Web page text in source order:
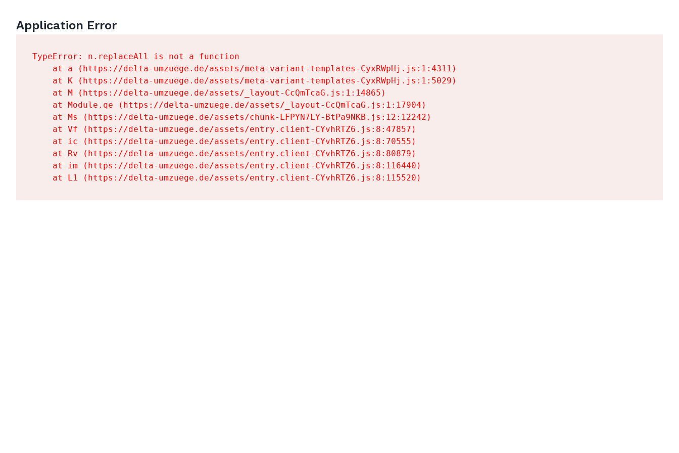
Application Error
TypeError: n.replaceAll is not a function
    at a (https://delta-umzuege.de/assets/meta-variant-templates-CyxRWpHj.js:1:4311)
    at K (https://delta-umzuege.de/assets/meta-variant-templates-CyxRWpHj.js:1:5029)
    at M (https://delta-umzuege.de/assets/_layout-CcQmTcaG.js:1:14865)
    at Module.qe (https://delta-umzuege.de/assets/_layout-CcQmTcaG.js:1:17904)
    at Ms (https://delta-umzuege.de/assets/chunk-LFPYN7LY-BtPa9NKB.js:12:12242)
    at Vf (https://delta-umzuege.de/assets/entry.client-CYvhRTZ6.js:8:47857)
    at ic (https://delta-umzuege.de/assets/entry.client-CYvhRTZ6.js:8:70555)
    at Rv (https://delta-umzuege.de/assets/entry.client-CYvhRTZ6.js:8:80879)
    at im (https://delta-umzuege.de/assets/entry.client-CYvhRTZ6.js:8:116440)
    at L1 (https://delta-umzuege.de/assets/entry.client-CYvhRTZ6.js:8:115520)